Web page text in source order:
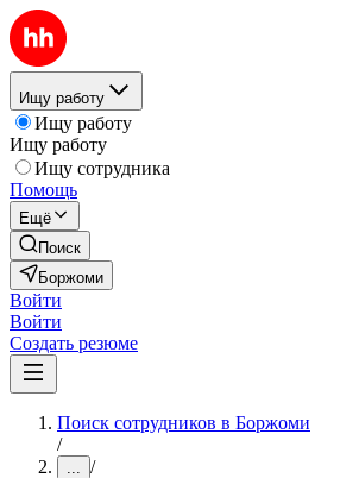
Ищу работу
Ищу работу
Ищу работу
Ищу сотрудника
Помощь
Ещё
Поиск
Боржоми
Войти
Войти
Создать резюме
Поиск сотрудников в Боржоми
/
... /